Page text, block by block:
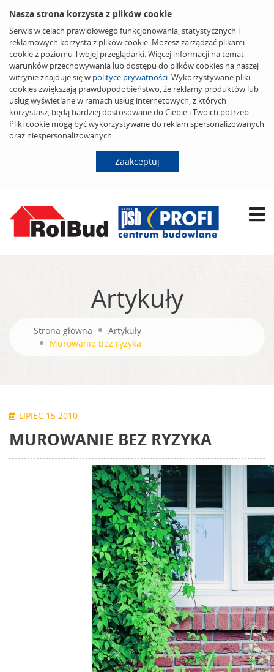
Nasza strona korzysta z plików cookie
Serwis w celach prawidłowego funkcjonowania, statystycznych i
reklamowych korzysta z plików cookie. Możesz zarządzać plikami
cookie z poziomu Twojej przeglądarki. Więcej informacji na temat
warunków przechowywania lub dostępu do plików cookies na naszej
witrynie znajduje się w polityce prywatności. Wykorzystywane pliki
cookies zwiększają prawdopodobieństwo, że reklamy produktów lub
usług wyświetlane w ramach usług internetowych, z których
korzystasz, będą bardziej dostosowane do Ciebie i Twoich potrzeb.
Pliki cookie mogą być wykorzystywane do reklam spersonalizowanych
oraz niespersonalizowanych.
Zaakceptuj
Artykuły
Strona główna
Artykuły
Murowanie bez ryzyka
LIPIEC 15 2010
MUROWANIE BEZ RYZYKA